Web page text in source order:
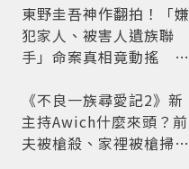
路
東野圭吾神作翻拍！「嫌
犯家人、被害人遺族聯
手」命案真相竟動搖
框架展開
《不良一族尋愛記2》新
主持Awich什麼來頭？前
夫被槍殺、家裡被槍掃射